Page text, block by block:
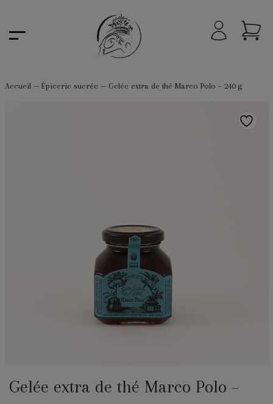
Accueil— Épicerie sucrée — Gelée extra de thé Marco Polo – 240 g
Gelée extra de thé Marco Polo –